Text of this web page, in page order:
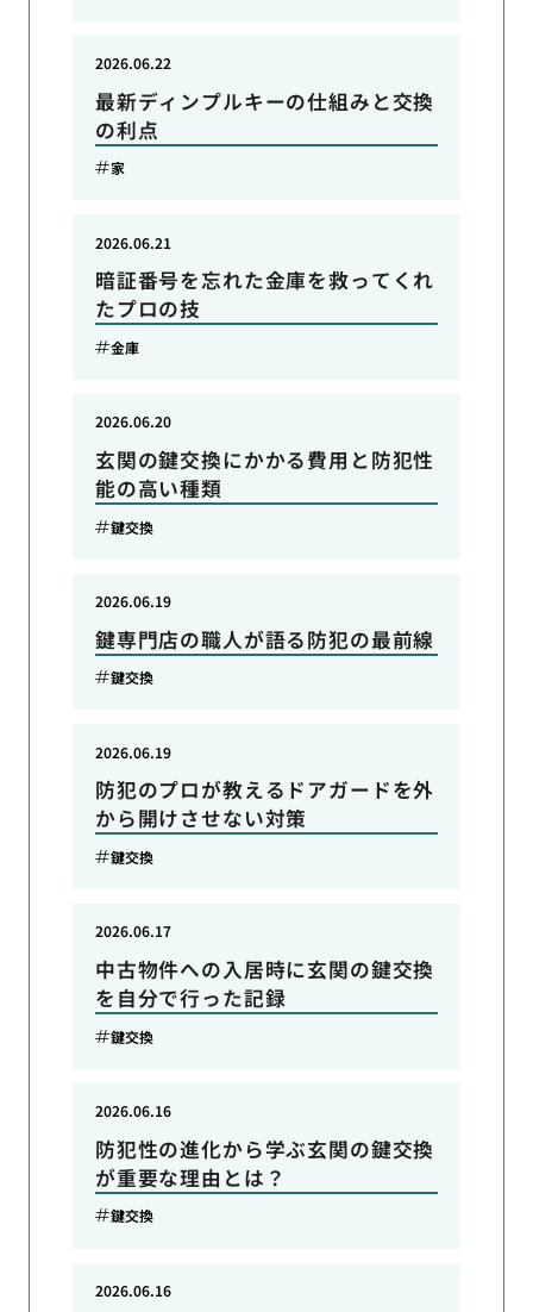
最新ディンプルキーの仕組みと交換
の利点
2026.06.22
家
暗証番号を忘れた金庫を救ってくれ
たプロの技
2026.06.21
金庫
玄関の鍵交換にかかる費用と防犯性
能の高い種類
2026.06.20
鍵交換
鍵専門店の職人が語る防犯の最前線
2026.06.19
鍵交換
防犯のプロが教えるドアガードを外
から開けさせない対策
2026.06.19
鍵交換
中古物件への入居時に玄関の鍵交換
を自分で行った記録
2026.06.17
鍵交換
防犯性の進化から学ぶ玄関の鍵交換
が重要な理由とは？
2026.06.16
鍵交換
2026.06.16